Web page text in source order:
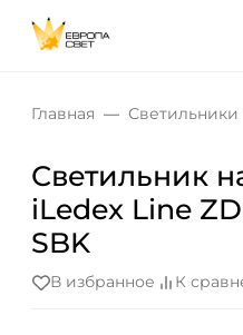
Главная Светильники
Светильник
iLedex Line
SBK
В избранное К